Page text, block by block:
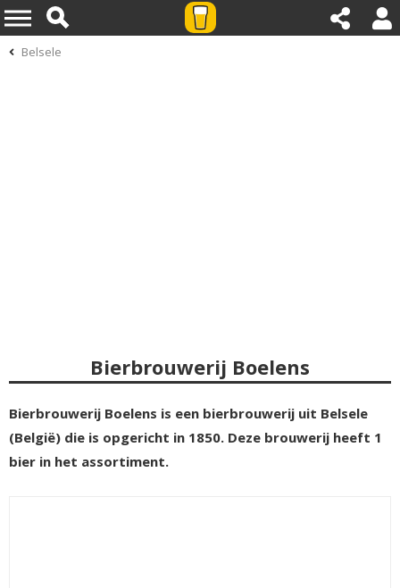
Belsele
Bierbrouwerij Boelens
Bierbrouwerij Boelens is een bierbrouwerij uit Belsele
(België) die is opgericht in 1850. Deze brouwerij heeft 1
bier in het assortiment.